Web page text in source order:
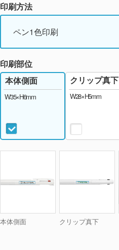
印刷方法
ペン1色印刷
印刷部位
本体側面 クリップ真下
本体側面
W35×H6mm
クリップ真下
W28×H5mm